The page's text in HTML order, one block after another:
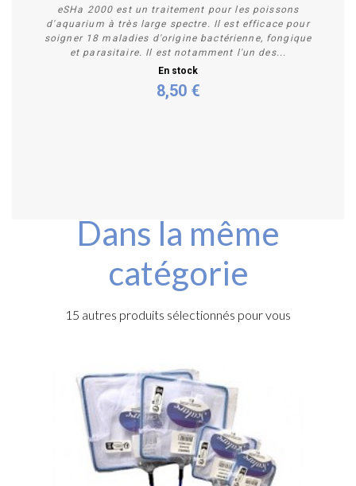
eSHa 2000 est un traitement pour les poissons
d'aquarium à très large spectre. Il est efficace pour
soigner 18 maladies d'origine bactérienne, fongique
et parasitaire. Il est notamment l'un des...
En stock
8,50 €
Dans la même
catégorie
15 autres produits sélectionnés pour vous